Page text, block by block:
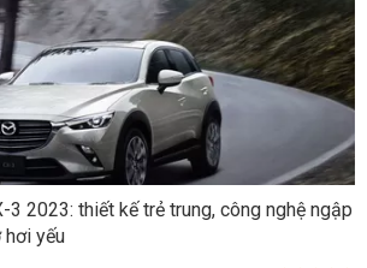
3 2023: thiết kế trẻ trung, công nghệ ngập
hơi yếu